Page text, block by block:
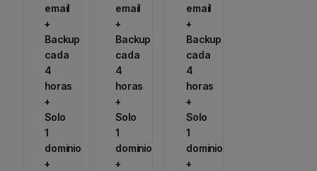
email
+
Backup
cada
4
horas
+
Solo
1
dominio
+
email
+
Backup
cada
4
horas
+
Solo
1
dominio
+
email
+
Backup
cada
4
horas
+
Solo
1
dominio
+